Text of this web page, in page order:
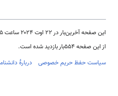
این صفحه آخرین‌بار در ‏۲۲ اوت ۲۰۲۴ ساعت ‏۱۲:۳۵ ویرایش شده است.
از این صفحه ۵۵۴بار بازدید شده است.
سیاست حفظ حریم خصوصی
دربارهٔ